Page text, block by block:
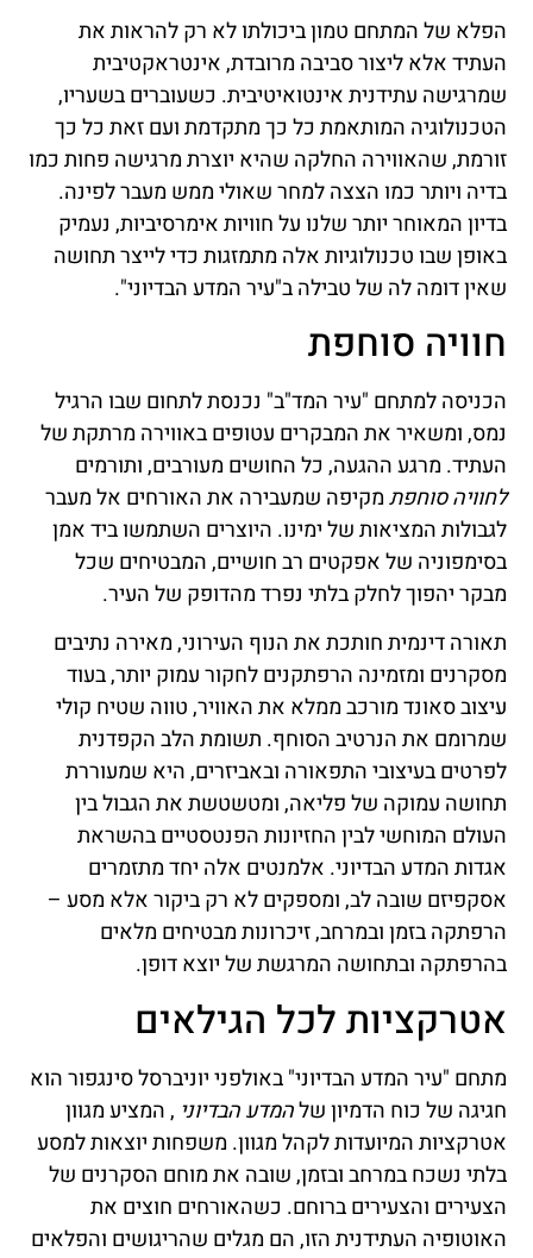
הפלא של המתחם טמון ביכולתו לא רק להראות את
העתיד אלא ליצור סביבה מרובדת, אינטראקטיבית
שמרגישה עתידנית אינטואיטיבית. כשעוברים בשעריו,
הטכנולוגיה המותאמת כל כך מתקדמת ועם זאת כל כך
זורמת, שהאווירה החלקה שהיא יוצרת מרגישה פחות כמו
בדיה ויותר כמו הצצה למחר שאולי ממש מעבר לפינה.
בדיון המאוחר יותר שלנו על חוויות אימרסיביות, נעמיק
באופן שבו טכנולוגיות אלה מתמזגות כדי לייצר תחושה
שאין דומה לה של טבילה ב"עיר המדע הבדיוני".
חוויה סוחפת
הכניסה למתחם "עיר המד"ב" נכנסת לתחום שבו הרגיל
נמס, ומשאיר את המבקרים עטופים באווירה מרתקת של
העתיד. מרגע ההגעה, כל החושים מעורבים, ותורמים
לחוויה סוחפתמקיפה שמעבירה את האורחים אל מעבר
לגבולות המציאות של ימינו. היוצרים השתמשו ביד אמן
בסימפוניה של אפקטים רב חושיים, המבטיחים שכל
מבקר יהפוך לחלק בלתי נפרד מהדופק של העיר.
תאורה דינמית חותכת את הנוף העירוני, מאירה נתיבים
מסקרנים ומזמינה הרפתקנים לחקור עמוק יותר, בעוד
עיצוב סאונד מורכב ממלא את האוויר, טווה שטיח קולי
שמרומם את הנרטיב הסוחף. תשומת הלב הקפדנית
לפרטים בעיצובי התפאורה ובאביזרים, היא שמעוררת
תחושה עמוקה של פליאה, ומטשטשת את הגבול בין
העולם המוחשי לבין החזיונות הפנטסטיים בהשראת
אגדות המדע הבדיוני. אלמנטים אלה יחד מתזמרים
אסקפיזם שובה לב, ומספקים לא רק ביקור אלא מסע –
הרפתקה בזמן ובמרחב, זיכרונות מבטיחים מלאים
בהרפתקה ובתחושה המרגשת של יוצא דופן.
אטרקציות לכל הגילאים
מתחם "עיר המדע הבדיוני" באולפני יוניברסל סינגפור הוא
חגיגה של כוח הדמיון שלהמדע הבדיוני , המציע מגוון
אטרקציות המיועדות לקהל מגוון. משפחות יוצאות למסע
בלתי נשכח במרחב ובזמן, שובה את מוחם הסקרנים של
הצעירים והצעירים ברוחם. כשהאורחים חוצים את
האוטופיה העתידנית הזו, הם מגלים שהריגושים והפלאים